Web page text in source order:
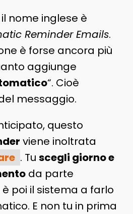
nome inglese è
Reminder Emails.
è forse ancora più
aggiunge
“. Cioè
messaggio.
questo
viene inoltrata
. Tu scegli giorno e
da parte
poi il sistema a farlo
E non tu in prima